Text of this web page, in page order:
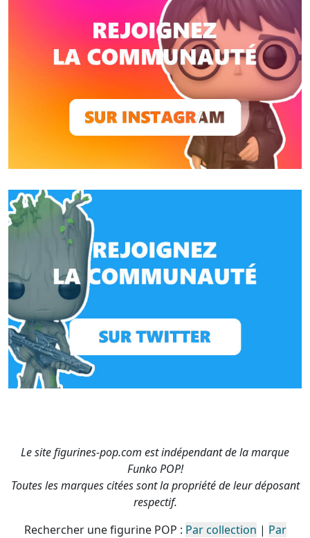
Le site figurines-pop.com est indépendant de la marque
Funko POP!
Toutes les marques citées sont la propriété de leur déposant
respectif.
Rechercher une figurine POP : Par collection | Par